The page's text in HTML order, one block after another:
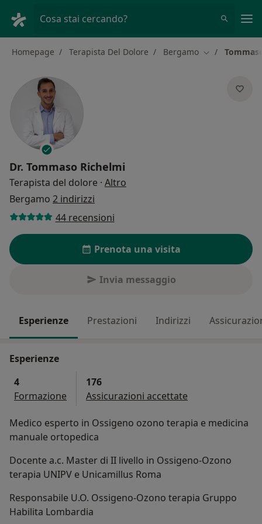
Cosa stai cercando?
Homepage Terapista Del Dolore Bergamo Cambia città
Dr. Tommaso Richelmi
Terapista del dolore · Altro
Bergamo 2 indirizzi
44 recensioni
Prenota una visita
Invia messaggio
Esperienze Prestazioni Indirizzi
Esperienze
4
Formazione
176
Assicurazioni accettate
Medico esperto in Ossigeno ozono terapia e medicina
manuale ortopedica
Docente a.c. Master di II livello in Ossigeno-Ozono
terapia UNIPV e Unicamillus Roma
Responsabile U.O. Ossigeno-Ozono terapia Gruppo
Habilita Lombardia